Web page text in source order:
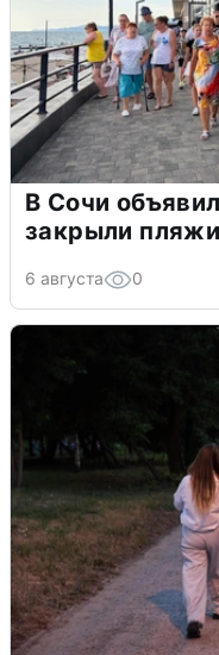
В Сочи
закрыли пляжи
6 августа 0